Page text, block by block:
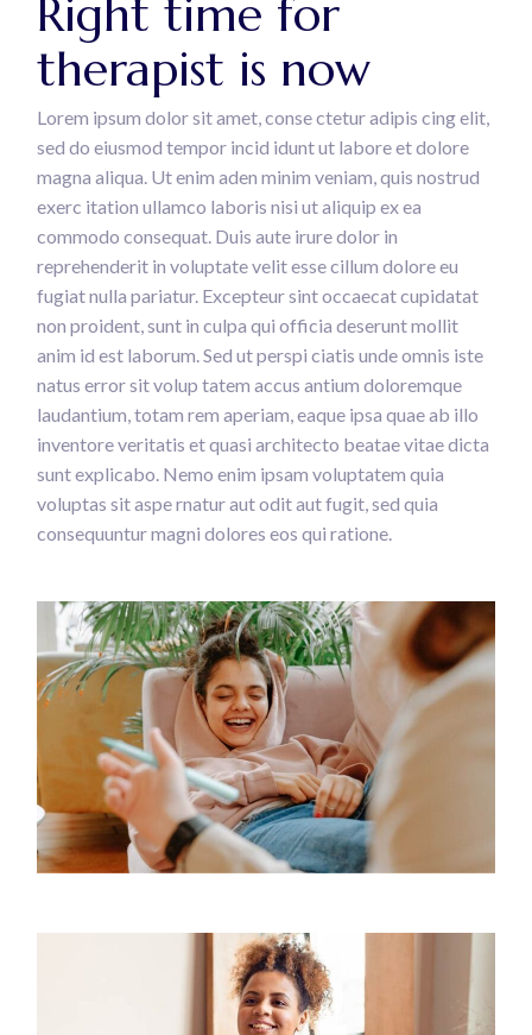
Right time for
therapist is now
Lorem ipsum dolor sit amet, conse ctetur adipis cing elit,
sed do eiusmod tempor incid idunt ut labore et dolore
magna aliqua. Ut enim aden minim veniam, quis nostrud
exerc itation ullamco laboris nisi ut aliquip ex ea
commodo consequat. Duis aute irure dolor in
reprehenderit in voluptate velit esse cillum dolore eu
fugiat nulla pariatur. Excepteur sint occaecat cupidatat
non proident, sunt in culpa qui officia deserunt mollit
anim id est laborum. Sed ut perspi ciatis unde omnis iste
natus error sit volup tatem accus antium doloremque
laudantium, totam rem aperiam, eaque ipsa quae ab illo
inventore veritatis et quasi architecto beatae vitae dicta
sunt explicabo. Nemo enim ipsam voluptatem quia
voluptas sit aspe rnatur aut odit aut fugit, sed quia
consequuntur magni dolores eos qui ratione.